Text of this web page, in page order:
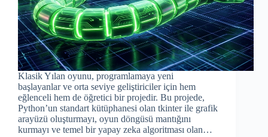
Klasik Yılan oyunu, programlamaya yeni
başlayanlar ve orta seviye geliştiriciler için hem
eğlenceli hem de öğretici bir projedir. Bu projede,
Python’un standart kütüphanesi olan tkinter ile grafik
arayüzü oluşturmayı, oyun döngüsü mantığını
kurmayı ve temel bir yapay zeka algoritması olan…